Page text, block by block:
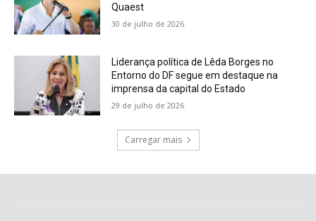
Quaest
30 de julho de 2026
Liderança política de Lêda Borges no
Entorno do DF segue em destaque na
imprensa da capital do Estado
29 de julho de 2026
Carregar mais